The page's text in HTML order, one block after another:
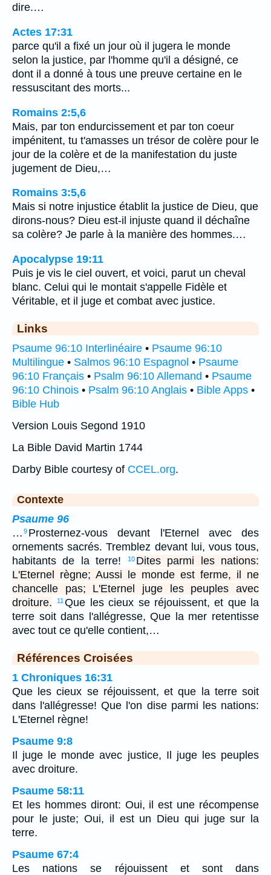
dire.…
Actes 17:31
parce qu'il a fixé un jour où il jugera le monde
selon la justice, par l'homme qu'il a désigné, ce
dont il a donné à tous une preuve certaine en le
ressuscitant des morts...
Romains 2:5,6
Mais, par ton endurcissement et par ton coeur
impénitent, tu t'amasses un trésor de colère pour le
jour de la colère et de la manifestation du juste
jugement de Dieu,…
Romains 3:5,6
Mais si notre injustice établit la justice de Dieu, que
dirons-nous? Dieu est-il injuste quand il déchaîne
sa colère? Je parle à la manière des hommes.…
Apocalypse 19:11
Puis je vis le ciel ouvert, et voici, parut un cheval
blanc. Celui qui le montait s'appelle Fidèle et
Véritable, et il juge et combat avec justice.
Links
Psaume 96:10 Interlinéaire • Psaume 96:10
Multilingue • Salmos 96:10 Espagnol • Psaume
96:10 Français • Psalm 96:10 Allemand • Psaume
96:10 Chinois • Psalm 96:10 Anglais • Bible Apps •
Bible Hub
Version Louis Segond 1910
La Bible David Martin 1744
Darby Bible courtesy of CCEL.org.
Contexte
Psaume 96
… 9 Prosternez-vous devant l'Eternel avec des
ornements sacrés. Tremblez devant lui, vous tous,
habitants de la terre!
10 Dites parmi les nations:
L'Eternel règne; Aussi le monde est ferme, il ne
chancelle pas; L'Eternel juge les peuples avec
droiture.
11 Que les cieux se réjouissent, et que la
terre soit dans l'allégresse, Que la mer retentisse
avec tout ce qu'elle contient,…
Références Croisées
1 Chroniques 16:31
Que les cieux se réjouissent, et que la terre soit
dans l'allégresse! Que l'on dise parmi les nations:
L'Eternel règne!
Psaume 9:8
Il juge le monde avec justice, Il juge les peuples
avec droiture.
Psaume 58:11
Et les hommes diront: Oui, il est une récompense
pour le juste; Oui, il est un Dieu qui juge sur la
terre.
Psaume 67:4
Les nations se réjouissent et sont dans